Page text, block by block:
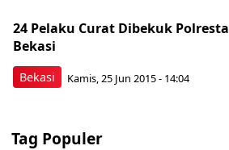
Bekasi
24 Pelaku Curat Dibekuk Polresta
Bekasi
Kamis, 25 Jun 2015 - 14:04
Tag Populer